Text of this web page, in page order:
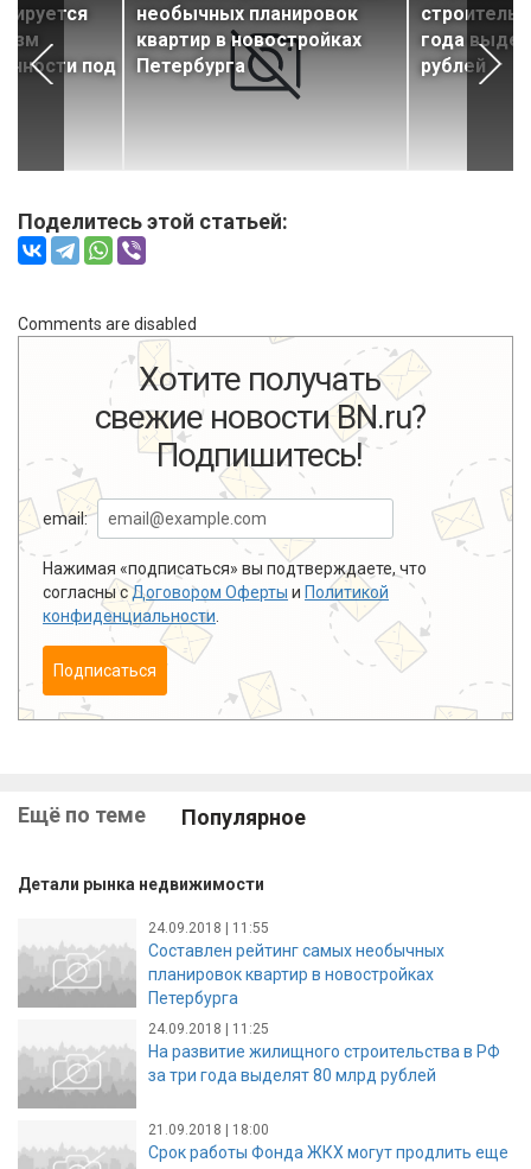
под
необычных планировок
квартир в новостройках
Петербурга
года
рублей
Поделитесь этой статьей:
Comments are disabled
Хотите получать
свежие новости BN.ru?
Подпишитесь!
email:
Нажимая «подписаться» вы подтверждаете, что
согласны сДоговором Оферты и Политикой
конфиденциальности
Подписаться
Ещё по теме Популярное
Детали рынка недвижимости
24.09.2018 | 11:55
Составлен рейтинг самых необычных
планировок квартир в новостройках
Петербурга
24.09.2018 | 11:25
На развитие жилищного строительства в РФ
за три года выделят 80 млрд рублей
21.09.2018 | 18:00
Срок работы Фонда ЖКХ могут продлить еще